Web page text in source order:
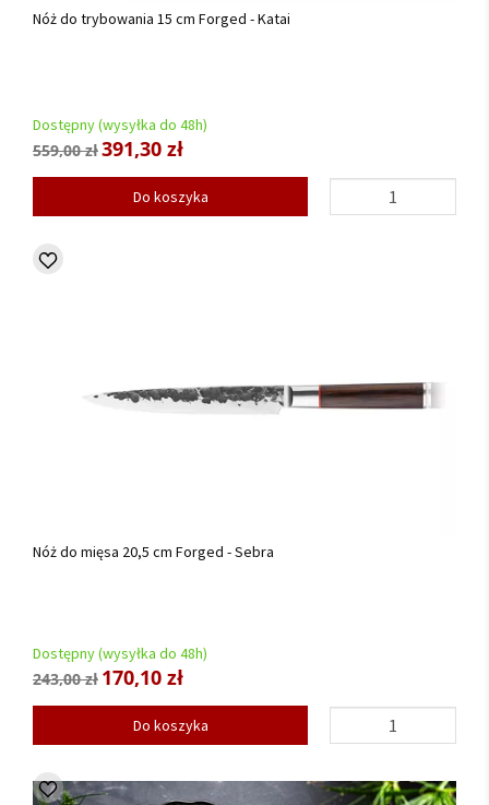
Nóż do trybowania 15 cm Forged - Katai
Dostępny (wysyłka do 48h)
559,00 zł391,30 zł
Do koszyka
Nóż do mięsa 20,5 cm Forged - Sebra
Dostępny (wysyłka do 48h)
243,00 zł 170,10 zł
Do koszyka